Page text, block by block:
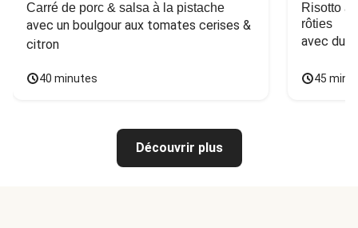
Carré de porc & salsa à la pistache
avec un boulgour aux tomates cerises &
citron
40 minutes
Risotto
rôties
avec du
45
Découvrir plus